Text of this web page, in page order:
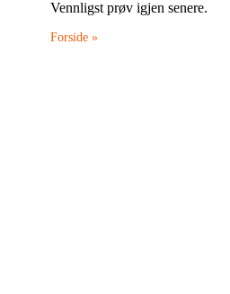
Vennligst prøv igjen senere.
Forside »